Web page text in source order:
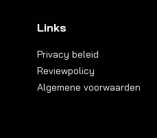
Links
Privacy beleid
Reviewpolicy
Algemene voorwaarden